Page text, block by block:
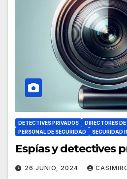
DETECTIVES PRIVADOS DIRECTORES
PERSONAL DE SEGURIDAD
SEGURIDAD
Espías y detectives
26 JUNIO, 2024